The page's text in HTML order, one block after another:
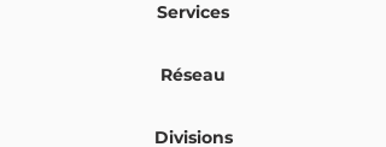
Services
Réseau
Divisions